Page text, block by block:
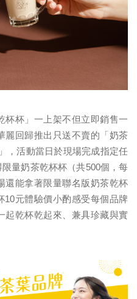
杯杯」一上架不但立即銷售一
麗回歸推出只送不賣的「奶茶
，活動當日於現場完成指定任
量奶茶乾杯杯（共500個，每
還能拿著限量聯名版奶茶乾杯
元體驗價小酌感受每個品牌
起乾杯乾起來、兼具珍藏與實